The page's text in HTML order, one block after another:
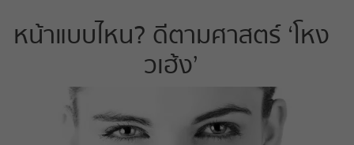
ถ่ายทอดสดหวยฮานอยพิเศษ
ถ่ายทอดสดหวยมาเลย์
หน้าแบบไหน? ดีตามศาสตร์ ‘โหง
วเฮ้ง’